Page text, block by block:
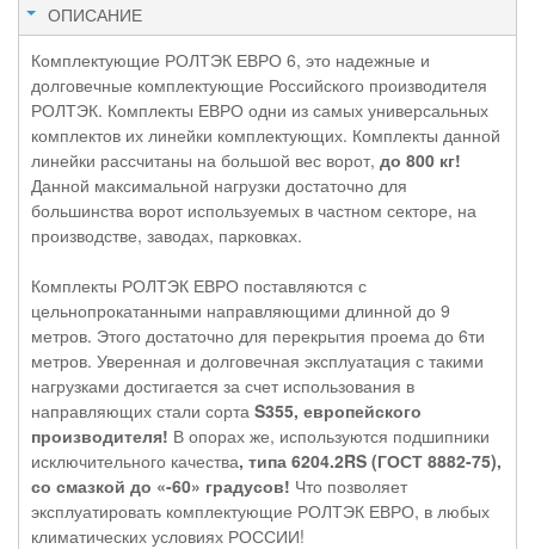
ОПИСАНИЕ
Комплектующие РОЛТЭК ЕВРО 6, это надежные и
долговечные комплектующие Российского производителя
РОЛТЭК. Комплекты ЕВРО одни из самых универсальных
комплектов их линейки комплектующих. Комплекты данной
линейки рассчитаны на большой вес ворот, до 800 кг!
Данной максимальной нагрузки достаточно для
большинства ворот используемых в частном секторе, на
производстве, заводах, парковках.
Комплекты РОЛТЭК ЕВРО поставляются с
цельнопрокатанными направляющими длинной до 9
метров. Этого достаточно для перекрытия проема до 6ти
метров. Уверенная и долговечная эксплуатация с такими
нагрузками достигается за счет использования в
направляющих стали сорта S355, европейского
производителя! В опорах же, используются подшипники
исключительного качества, типа 6204.2RS (ГОСТ 8882-75),
со смазкой до «-60» градусов! Что позволяет
эксплуатировать комплектующие РОЛТЭК ЕВРО, в любых
климатических условиях РОССИИ!